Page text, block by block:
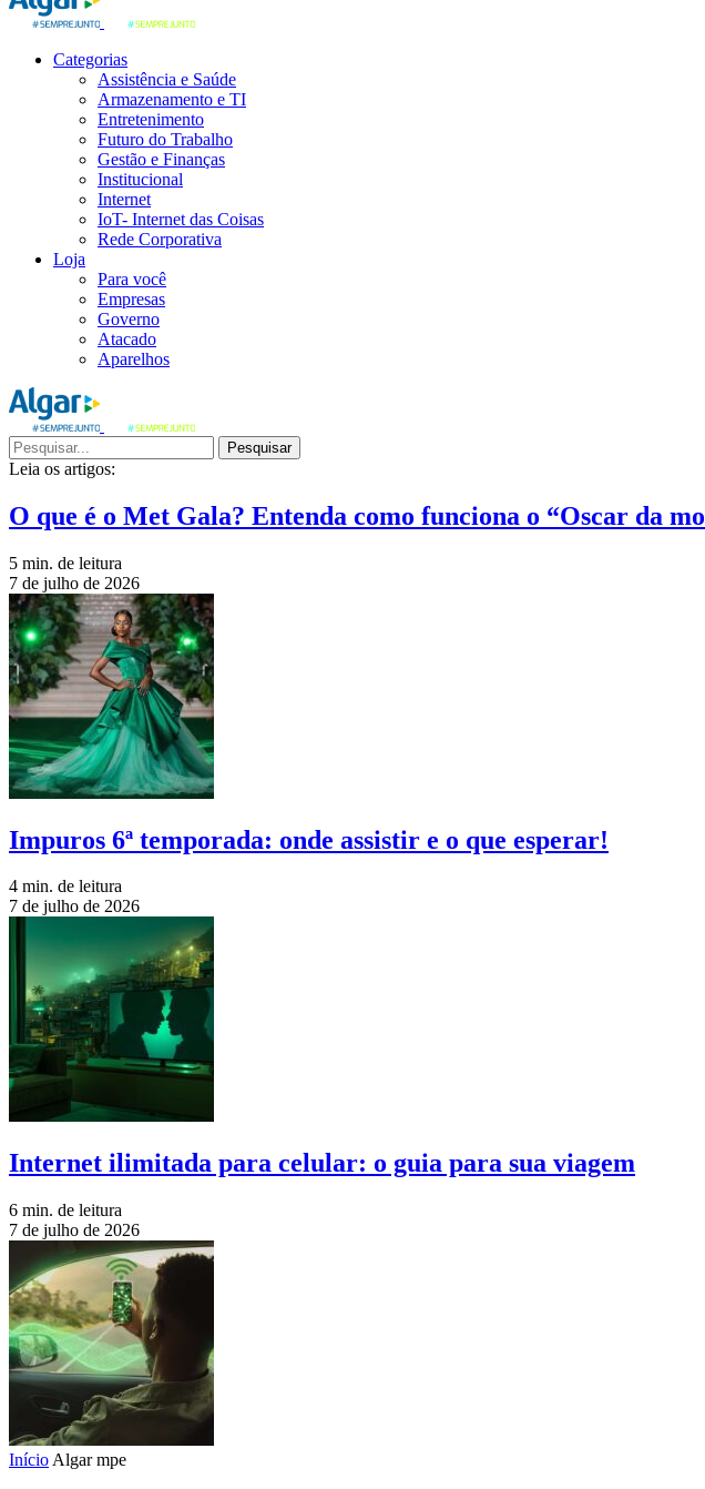
Categorias
Assistência e Saúde
Armazenamento e TI
Entretenimento
Futuro do Trabalho
Gestão e Finanças
Institucional
Internet
IoT- Internet das Coisas
Rede Corporativa
Loja
Para você
Empresas
Governo
Atacado
Aparelhos
Pesquisar
Leia os artigos:
O que é o Met Gala? Entenda como funciona o “Oscar da
5 min. de leitura
7 de julho de 2026
Impuros 6ª temporada: onde assistir e o que esperar!
4 min. de leitura
7 de julho de 2026
Internet ilimitada para celular: o guia para sua viagem
6 min. de leitura
7 de julho de 2026
Início Algar mpe